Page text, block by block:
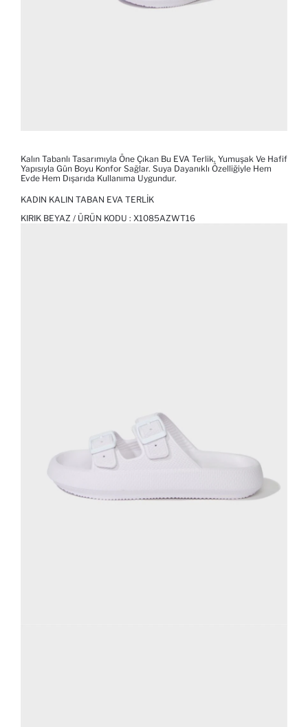
Kalın Tabanlı Tasarımıyla Öne Çıkan Bu EVA Terlik, Yumuşak Ve Hafif
Yapısıyla Gün Boyu Konfor Sağlar. Suya Dayanıklı Özelliğiyle Hem
Evde Hem Dışarıda Kullanıma Uygundur.
KADIN KALIN TABAN EVA TERLIK
KIRIK BEYAZ / ÜRÜN KODU : X1085AZWT16